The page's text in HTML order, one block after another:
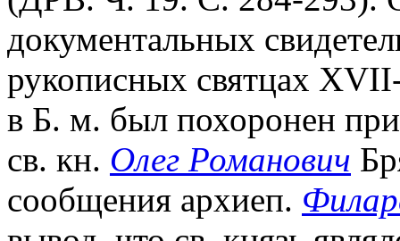
документальных
рукописных святцах
в Б. м. был похоронен
св. кн. Олег Романович
сообщения архиеп.